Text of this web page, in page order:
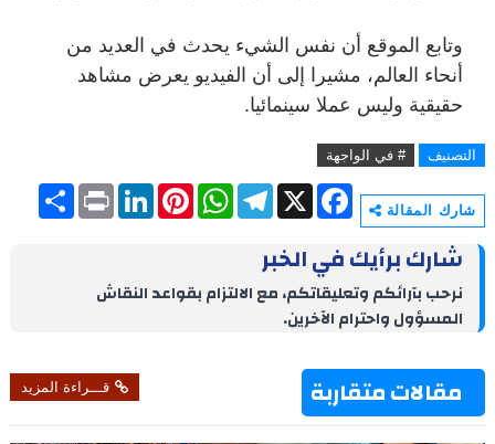
وتابع الموقع أن نفس الشيء يحدث في العديد من
أنحاء العالم، مشيرا إلى أن الفيديو يعرض مشاهد
حقيقية وليس عملا سينمائيا.
التصنيف # في الواجهة
شارك المقالة
S
h
P
r
L
I
P
e
W
h
p
T
e
g
a
X
F
a
b
o
k
شارك برأيك في الخبر
نرحب بآرائكم وتعليقاتكم، مع الالتزام بقواعد النقاش
المسؤول واحترام الآخرين.
مقالات متقاربة قـــراءة المزيد